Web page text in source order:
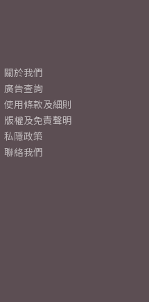
關於我們
廣告查詢
使用條款及細則
版權及免責聲明
私隱政策
聯絡我們